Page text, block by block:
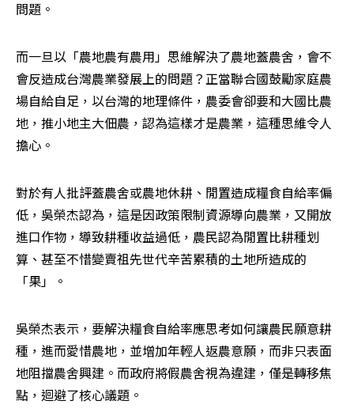
問題。
而一旦以「農地農有農用」思維解決了農地蓋農舍，會不
會反造成台灣農業發展上的問題？正當聯合國鼓勵家庭農
場自給自足，以台灣的地理條件，農委會卻要和大國比農
地，推小地主大佃農，認為這樣才是農業，這種思維令人
擔心。
對於有人批評蓋農舍或農地休耕、閒置造成糧食自給率偏
低，吳榮杰認為，這是因政策限制資源導向農業，又開放
進口作物，導致耕種收益過低，農民認為閒置比耕種划
算、甚至不惜變賣祖先世代辛苦累積的土地所造成的
「果」。
吳榮杰表示，要解決糧食自給率應思考如何讓農民願意耕
種，進而愛惜農地，並增加年輕人返農意願，而非只表面
地阻擋農舍興建。而政府將假農舍視為違建，僅是轉移焦
點，迴避了核心議題。